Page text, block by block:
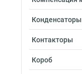
Конденсаторы
Контакторы
Короб